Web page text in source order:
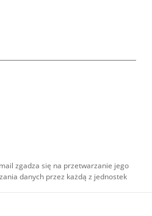
zgadza się na przetwarzanie jego
danych przez każdą z jednostek